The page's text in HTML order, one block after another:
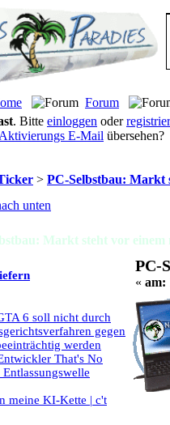
Forum
. Bitte einloggen oder
Aktivierungs E-Mail übersehen?
> PC-Selbstbau: Markt
Markt steht vor
6 soll nicht durch
gegen
werden
That's No
meine KI-Kette | c't
PC-
« am: